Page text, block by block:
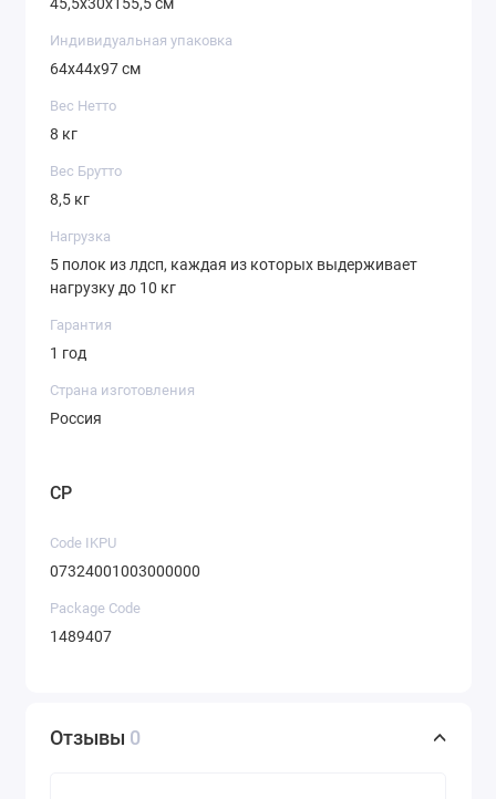
Индивидуальная упаковка
64х44х97 см
Вес Нетто
8 кг
Вес Брутто
8,5 кг
Нагрузка
5 полок из лдсп, каждая из которых выдерживает
нагрузку до 10 кг
Гарантия
1 год
Страна изготовления
Россия
CP
Code IKPU
07324001003000000
Package Code
1489407
Отзывы 0